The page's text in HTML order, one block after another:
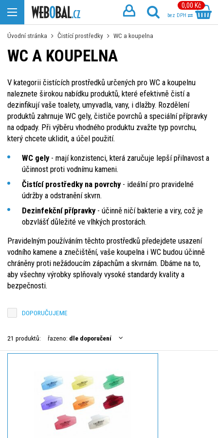
0,00 Kč
bez DPH
Úvodní stránka Čistící prostředky WC a koupelna
WC A KOUPELNA
V kategorii čistících prostředků určených pro WC a koupelnu
naleznete širokou nabídku produktů, které efektivně čistí a
dezinfikují vaše toalety, umyvadla, vany, i dlažby. Rozdělení
produktů zahrnuje WC gely, čističe povrchů a speciální přípravky
na odpady. Při výběru vhodného produktu zvažte typ povrchu,
který chcete uklidit, a účel použití.
WC gely- mají konzistenci, která zaručuje lepší přilnavost a
účinnost proti vodnímu kameni.
Čistící prostředky na povrchy- ideální pro pravidelné
údržby a odstranění skvrn.
Dezinfekční přípravky- účinně ničí bakterie a viry, což je
obzvlášť důležité ve vlhkých prostorách.
Pravidelným používáním těchto prostředků předejdete usazení
vodního kamene a znečištění, vaše koupelna i WC budou účinně
chráněny proti nežádoucím zápachům a skvrnám. Dbáme na to,
aby všechny výrobky splňovaly vysoké standardy kvality a
bezpečnosti.
DOPORUČUJEME
21 produktů: řazeno: dle doporučení